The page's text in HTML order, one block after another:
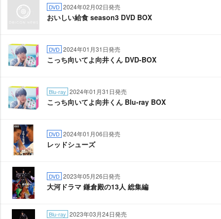
DVD 2024年02月02日発売
おいしい給食 season3 DVD BOX
DVD 2024年01月31日発売
こっち向いてよ向井くん DVD-BOX
Blu-ray 2024年01月31日発売
こっち向いてよ向井くん Blu-ray BOX
DVD 2024年01月06日発売
レッドシューズ
DVD 2023年05月26日発売
大河ドラマ 鎌倉殿の13人 総集編
Blu-ray 2023年03月24日発売